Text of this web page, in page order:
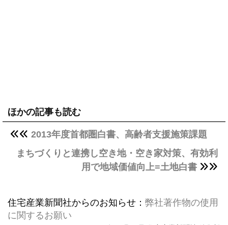
ほかの記事も読む
2013年度首都圏白書、高齢者支援施策課題
まちづくりと連携し空き地・空き家対策、有効利
用で地域価値向上=土地白書
住宅産業新聞社からのお知らせ： 弊社著作物の使用
に関するお願い